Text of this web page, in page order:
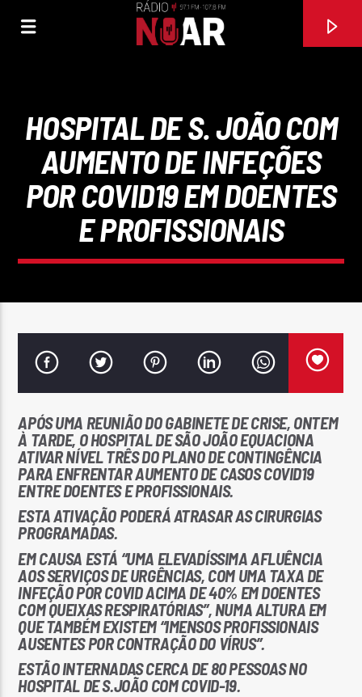
FAIXA ATUAL
SE EU SOUBESSE (FEAT TONY CARREIRA)
DAVID CARREIRA
Rádio No ar
HOSPITAL DE S. JOÃO COM
AUMENTO DE INFEÇÕES
POR COVID19 EM DOENTES
E PROFISSIONAIS
APÓS UMA REUNIÃO DO GABINETE DE CRISE, ONTEM
À TARDE, O HOSPITAL DE SÃO JOÃO EQUACIONA
ATIVAR NÍVEL TRÊS DO PLANO DE CONTINGÊNCIA
PARA ENFRENTAR AUMENTO DE CASOS COVID19
ENTRE DOENTES E PROFISSIONAIS.
ESTA ATIVAÇÃO PODERÁ ATRASAR AS CIRURGIAS
PROGRAMADAS.
EM CAUSA ESTÁ “UMA ELEVADÍSSIMA AFLUÊNCIA
AOS SERVIÇOS DE URGÊNCIAS, COM UMA TAXA DE
INFEÇÃO POR COVID ACIMA DE 40% EM DOENTES
COM QUEIXAS RESPIRATÓRIAS”, NUMA ALTURA EM
QUE TAMBÉM EXISTEM “IMENSOS PROFISSIONAIS
AUSENTES POR CONTRAÇÃO DO VÍRUS”.
ESTÃO INTERNADAS CERCA DE 80 PESSOAS NO
HOSPITAL DE S.JOÃO COM COVID-19.